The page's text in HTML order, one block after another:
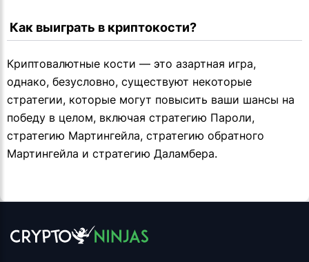
Как выиграть в криптокости?
Криптовалютные кости — это азартная игра,
однако, безусловно, существуют некоторые
стратегии, которые могут повысить ваши шансы на
победу в целом, включая стратегию Пароли,
стратегию Мартингейла, стратегию обратного
Мартингейла и стратегию Даламбера.